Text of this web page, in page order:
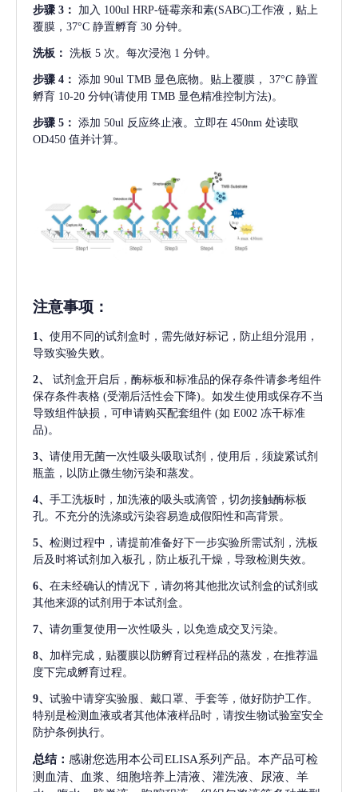
步骤 3： 加入 100ul HRP-链霉亲和素(SABC)工作液，贴上
覆膜，37°C 静置孵育 30 分钟。
洗板： 洗板 5 次。每次浸泡 1 分钟。
步骤 4： 添加 90ul TMB 显色底物。贴上覆膜， 37°C 静置
孵育 10-20 分钟(请使用 TMB 显色精准控制方法)。
步骤 5： 添加 50ul 反应终止液。立即在 450nm 处读取
OD450 值并计算。
注意事项 ：
1、 使用不同的试剂盒时，需先做好标记，防止组分混用，
导致实验失败。
2、
试剂盒开启后，酶标板和标准品的保存条件请参考组件
保存条件表格 (受潮后活性会下降)。如发生使用或保存不当
导致组件缺损，可申请购买配套组件 (如 E002 冻干标准
品)。
3、 请使用无菌一次性吸头吸取试剂，使用后，须旋紧试剂
瓶盖，以防止微生物污染和蒸发。
4、 手工洗板时，加洗液的吸头或滴管，切勿接触酶标板
孔。不充分的洗涤或污染容易造成假阳性和高背景。
5、 检测过程中，请提前准备好下一步实验所需试剂，洗板
后及时将试剂加入板孔，防止板孔干燥，导致检测失效。
6、 在未经确认的情况下，请勿将其他批次试剂盒的试剂或
其他来源的试剂用于本试剂盒。
7、 请勿重复使用一次性吸头，以免造成交叉污染。
8、 加样完成，贴覆膜以防孵育过程样品的蒸发，在推荐温
度下完成孵育过程。
9、 试验中请穿实验服、戴口罩、手套等，做好防护工作。
特别是检测血液或者其他体液样品时，请按生物试验室安全
防护条例执行。
总结： 感谢您选用本公司ELISA系列产品。本产品可检
测血清、血浆、细胞培养上清液、灌洗液、尿液、羊